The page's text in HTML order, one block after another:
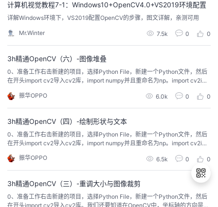
计算机视觉教程7-1：Windows10+OpenCV4.0+VS2019环境配置
详解Windows环境下，VS2019配置OpenCV的步骤，图文详解，亲测可用
Mr.Winter 7.5k 0 0
3h精通OpenCV（六）-图像堆叠
0、准备工作右击新建的项目，选择Python File，新建一个Python文件，然后
在开头import cv2导入cv2库，import numpy并且重命名为np。import cv2imp
下，坐标原点在左上角，比如下面这张长为640像素，宽为480像素的图片。O
K，下面开始本节的学习吧。 1、水...
振华OPPO 6.0k 0 0
3h精通OpenCV（四）-绘制形状与文本
0、准备工作右击新建的项目，选择Python File，新建一个Python文件，然后
在开头import cv2导入cv2库，import numpy并且重命名为np。import cv2imp
下，坐标原点在左上角，比如下面这张长为640像素，宽为480像素的图片。O
K，下面开始本节的学习吧。 1、绘...
振华OPPO 6.5k 0 0
3h精通OpenCV（三）-重调大小与图像裁剪
0、准备工作右击新建的项目，选择Python File，新建一个Python文件，然后
在开头import cv2导入cv2库。我们还要知道在OpenCV中，坐标轴的方向是x